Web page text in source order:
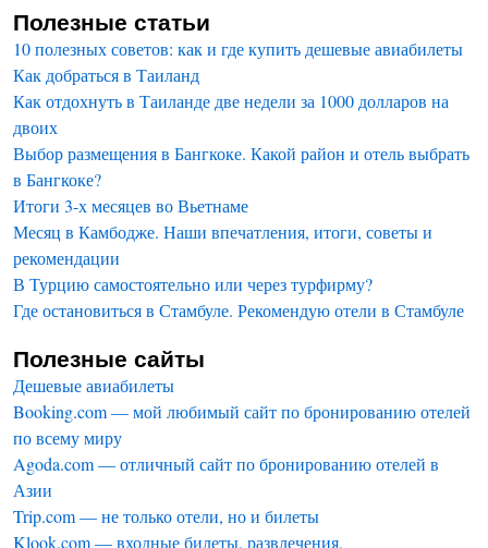
Полезные статьи
10 полезных советов: как и где купить дешевые авиабилеты
Как добраться в Таиланд
Как отдохнуть в Таиланде две недели за 1000 долларов на
двоих
Выбор размещения в Бангкоке. Какой район и отель выбрать
в Бангкоке?
Итоги 3-х месяцев во Вьетнаме
Месяц в Камбодже. Наши впечатления, итоги, советы и
рекомендации
В Турцию самостоятельно или через турфирму?
Где остановиться в Стамбуле. Рекомендую отели в Стамбуле
Полезные сайты
Дешевые авиабилеты
Booking.com — мой любимый сайт по бронированию отелей
по всему миру
Agoda.com — отличный сайт по бронированию отелей в
Азии
Trip.com — не только отели, но и билеты
Klook.com — входные билеты, развлечения,